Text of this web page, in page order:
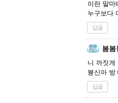
이란 말마
누구보다
답글
봄봄
니 까짓게
븅신아 방
답글